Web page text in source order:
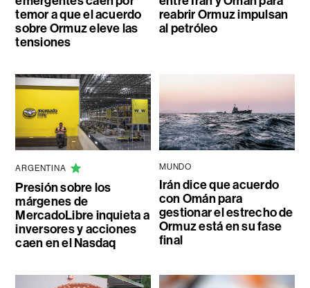
temor a que el acuerdo
sobre Ormuz eleve las
tensiones
reabrir Ormuz impulsan
al petróleo
ARGENTINA
Presión sobre los
márgenes de
MercadoLibre inquieta a
inversores y acciones
caen en el Nasdaq
MUNDO
Irán dice que acuerdo
con Omán para
gestionar el estrecho de
Ormuz está en su fase
final